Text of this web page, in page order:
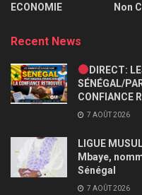
ECONOMIE
Non
Recent News
DIRECT:
SÉNÉGAL/
CONFIANCE
7 AOÛT 2026
LIGUE
Mbaye,
Sénégal
7 AOÛT 2026